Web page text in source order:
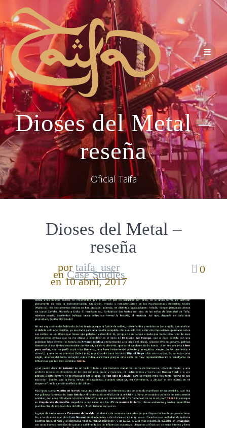
Dioses del Metal –
reseña
Oficial Taifa
Dioses del Metal –
reseña
por taifa_user
enCase Studies
en 10 abril, 2017
0